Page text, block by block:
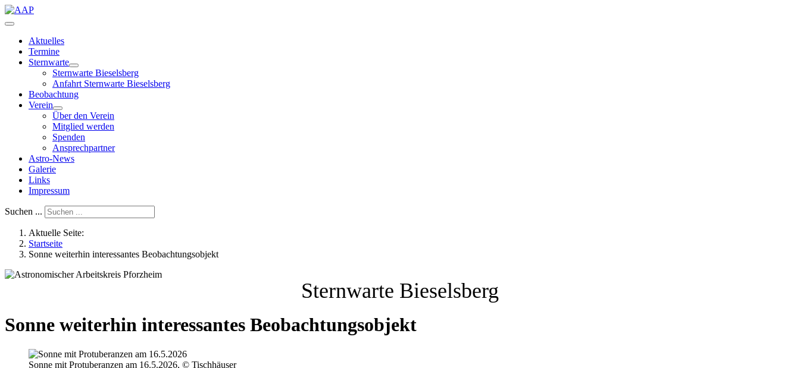
Aktuelles
Termine
Sternwarte
Sternwarte Bieselsberg
Anfahrt Sternwarte Bieselsberg
Beobachtung
Verein
Über den Verein
Mitglied werden
Spenden
Ansprechpartner
Astro-News
Galerie
Links
Impressum
Suchen ...
Aktuelle Seite:
Startseite
Sonne weiterhin interessantes Beobachtungsobjekt
Sternwarte Bieselsberg
Sonne weiterhin interessantes Beobachtungsobjekt
Sonne mit Protuberanzen am 16.5.2026, © Tischhäuser